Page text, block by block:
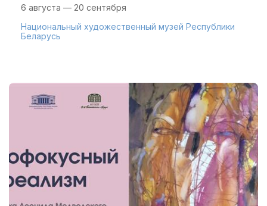
6 августа — 20 сентября
Национальный художественный музей Республики
Беларусь